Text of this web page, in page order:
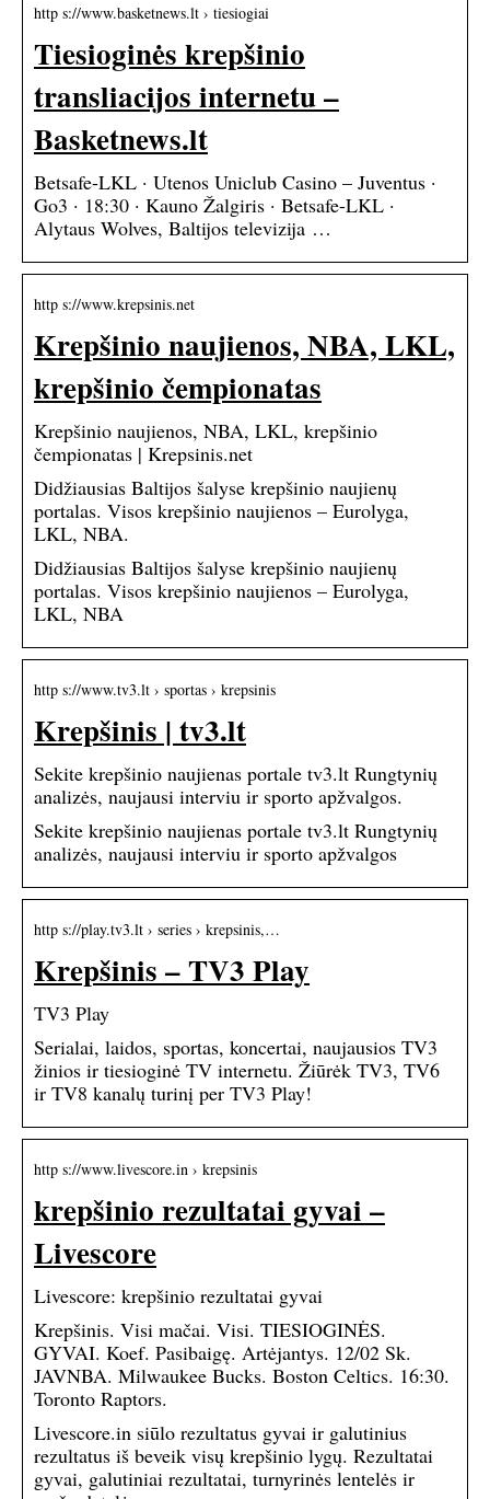
http s://www.basketnews.lt › tiesiogiai
Tiesioginės krepšinio
transliacijos internetu –
Basketnews.lt
Betsafe-LKL · Utenos Uniclub Casino – Juventus ·
Go3 · 18:30 · Kauno Žalgiris · Betsafe-LKL ·
Alytaus Wolves, Baltijos televizija …
http s://www.krepsinis.net
Krepšinio naujienos, NBA, LKL,
krepšinio čempionatas
Krepšinio naujienos, NBA, LKL, krepšinio
čempionatas | Krepsinis.net
Didžiausias Baltijos šalyse krepšinio naujienų
portalas. Visos krepšinio naujienos – Eurolyga,
LKL, NBA.
Didžiausias Baltijos šalyse krepšinio naujienų
portalas. Visos krepšinio naujienos – Eurolyga,
LKL, NBA
http s://www.tv3.lt › sportas › krepsinis
Krepšinis | tv3.lt
Sekite krepšinio naujienas portale tv3.lt Rungtynių
analizės, naujausi interviu ir sporto apžvalgos.
Sekite krepšinio naujienas portale tv3.lt Rungtynių
analizės, naujausi interviu ir sporto apžvalgos
http s://play.tv3.lt › series › krepsinis,…
Krepšinis – TV3 Play
TV3 Play
Serialai, laidos, sportas, koncertai, naujausios TV3
žinios ir tiesioginė TV internetu. Žiūrėk TV3, TV6
ir TV8 kanalų turinį per TV3 Play!
http s://www.livescore.in › krepsinis
krepšinio rezultatai gyvai –
Livescore
Livescore: krepšinio rezultatai gyvai
Krepšinis. Visi mačai. Visi. TIESIOGINĖS.
GYVAI. Koef. Pasibaigę. Artėjantys. 12/02 Sk.
JAVNBA. Milwaukee Bucks. Boston Celtics. 16:30.
Toronto Raptors.
Livescore.in siūlo rezultatus gyvai ir galutinius
rezultatus iš beveik visų krepšinio lygų. Rezultatai
gyvai, galutiniai rezultatai, turnyrinės lentelės ir